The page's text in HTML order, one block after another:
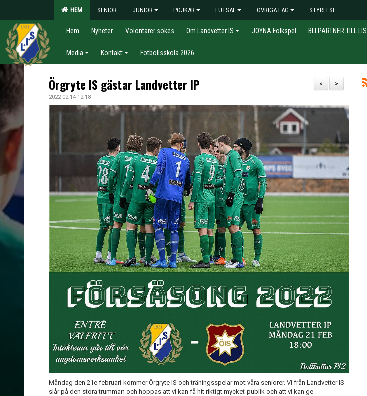
HEM SENIOR JUNIOR POJKAR FUTSAL ÖVRIGA LAG STYRELSE
Hem Nyheter Volontärer sökes Om Landvetter IS JOYNA Folkspel BLI PARTNER TILL LIS
Media Kontakt Fotbollsskola 2026
>
<
Örgryte IS gästar Landvetter IP
2022-02-14 12:18
Måndag den 21e februari kommer Örgryte IS och träningsspelar mot våra seniorer. Vi från Landvetter IS
slår på den stora trumman och hoppas att vi kan få hit riktigt mycket publik och att vi kan ge